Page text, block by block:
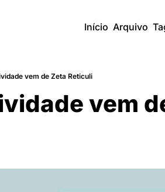
Início Arquivo
vem de Zeta Reticuli
vem